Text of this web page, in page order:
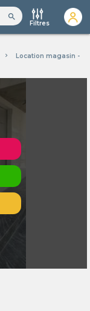
search
Filtres
Location magasin -